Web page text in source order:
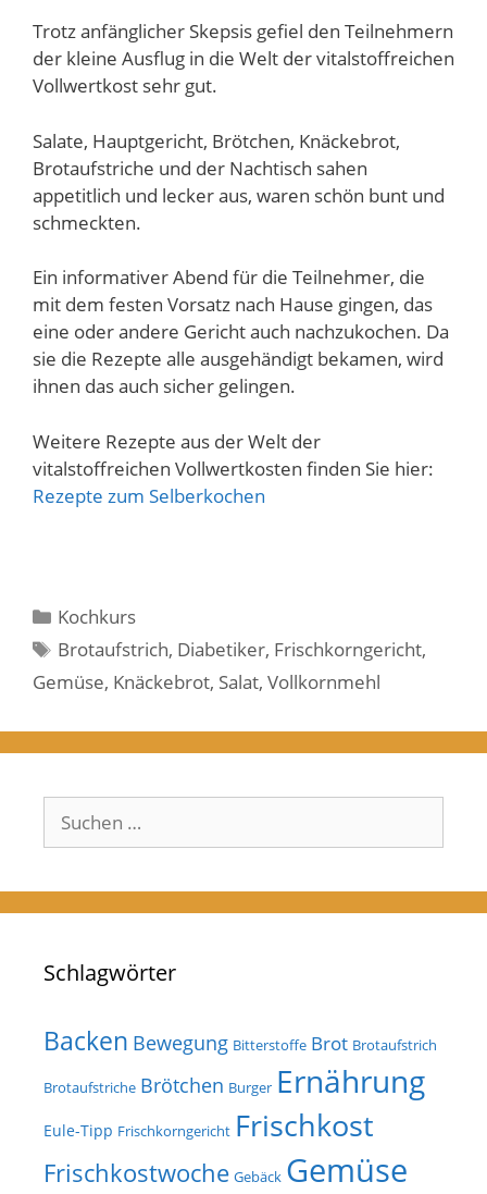
Trotz anfänglicher Skepsis gefiel den Teilnehmern
der kleine Ausflug in die Welt der vitalstoffreichen
Vollwertkost sehr gut.
Salate, Hauptgericht, Brötchen, Knäckebrot,
Brotaufstriche und der Nachtisch sahen
appetitlich und lecker aus, waren schön bunt und
schmeckten.
Ein informativer Abend für die Teilnehmer, die
mit dem festen Vorsatz nach Hause gingen, das
eine oder andere Gericht auch nachzukochen. Da
sie die Rezepte alle ausgehändigt bekamen, wird
ihnen das auch sicher gelingen.
Weitere Rezepte aus der Welt der
vitalstoffreichen Vollwertkosten finden Sie hier:
Rezepte zum Selberkochen
Kategorien
Kochkurs
Schlagwörter
Brotaufstrich, Diabetiker, Frischkorngericht,
Gemüse, Knäckebrot, Salat, Vollkornmehl
Suchen
nach:
Schlagwörter
Backen Bewegung Bitterstoffe Brot Brotaufstrich
Brotaufstriche Brötchen Burger Ernährung
Eule-Tipp Frischkorngericht Frischkost
Frischkostwoche Gebäck Gemüse